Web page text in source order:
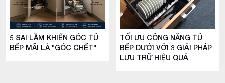
5 SAI LẦM KHIẾN GÓC TỦ
BẾP MÃI LÀ "GÓC CHẾT"
TỐI ƯU CÔNG NĂNG TỦ
BẾP DƯỚI VỚI 3 GIẢI PHÁP
LƯU TRỮ HIỆU QUẢ